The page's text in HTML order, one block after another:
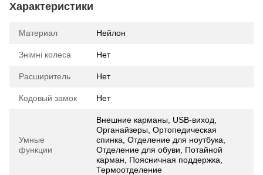
Характеристики
Материал Нейлон
Знімні колеса Нет
Расширитель Нет
Кодовый замок Нет
Умные
функции
Внешние карманы, USB-виход,
Органайзеры, Ортопедическая
спинка, Отделение для ноутбука,
Отделение для обуви, Потайной
карман, Поясничная поддержка,
Термоотделение